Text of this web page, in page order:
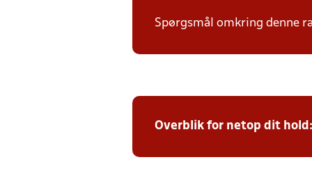
Spørgsmål omkring denne
Overblik for netop dit